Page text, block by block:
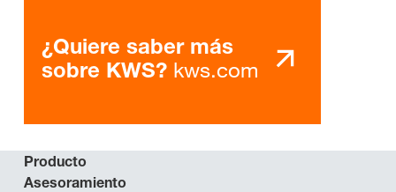
¿Quiere saber más
sobre KWS? kws.com
Producto
Asesoramiento